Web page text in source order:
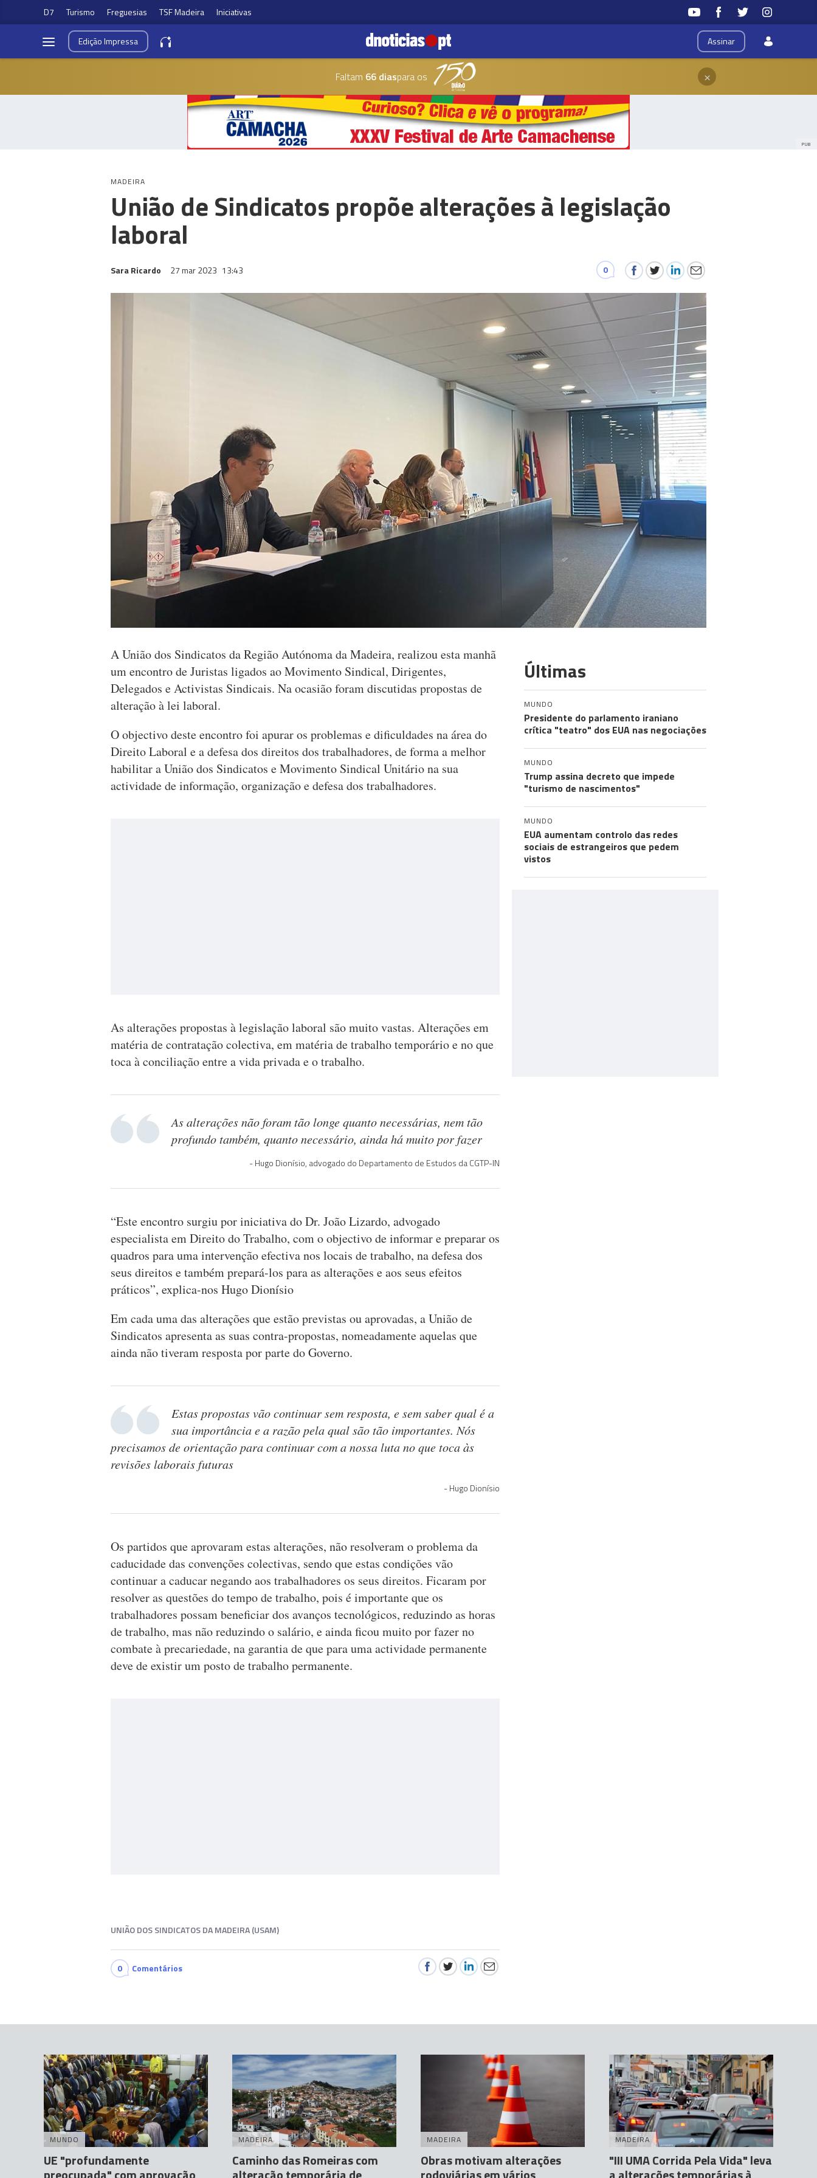
D7 Turismo Freguesias TSF Madeira Iniciativas
Assinar
EdiçãoImpressa
Faltam 66 diaspara os ×
PUB
MADEIRA
União de Sindicatos propõe alterações à legislação
laboral
Sara Ricardo 27 mar 2023 13:43 0
A União dos Sindicatos da Região Autónoma da Madeira, realizou esta manhã
um encontro de Juristas ligados ao Movimento Sindical, Dirigentes,
Delegados e Activistas Sindicais. Na ocasião foram discutidas propostas de
alteração à lei laboral.
O objectivo deste encontro foi apurar os problemas e dificuldades na área do
Direito Laboral e a defesa dos direitos dos trabalhadores, de forma a melhor
habilitar a União dos Sindicatos e Movimento Sindical Unitário na sua
actividade de informação, organização e defesa dos trabalhadores.
As alterações propostas à legislação laboral são muito vastas. Alterações em
matéria de contratação colectiva, em matéria de trabalho temporário e no que
toca à conciliação entre a vida privada e o trabalho.
As alterações não foram tão longe quanto necessárias, nem tão
profundo também, quanto necessário, ainda há muito por fazer
Hugo Dionísio, advogado do Departamento de Estudos da CGTP-IN
“Este encontro surgiu por iniciativa do Dr. João Lizardo, advogado
especialista em Direito do Trabalho, com o objectivo de informar e preparar os
quadros para uma intervenção efectiva nos locais de trabalho, na defesa dos
seus direitos e também prepará-los para as alterações e aos seus efeitos
práticos”, explica-nos Hugo Dionísio
Em cada uma das alterações que estão previstas ou aprovadas, a União de
Sindicatos apresenta as suas contra-propostas, nomeadamente aquelas que
ainda não tiveram resposta por parte do Governo.
Estas propostas vão continuar sem resposta, e sem saber qual é a
sua importância e a razão pela qual são tão importantes. Nós
precisamos de orientação para continuar com a nossa luta no que toca às
revisões laborais futuras
Hugo Dionísio
Os partidos que aprovaram estas alterações, não resolveram o problema da
caducidade das convenções colectivas, sendo que estas condições vão
continuar a caducar negando aos trabalhadores os seus direitos. Ficaram por
resolver as questões do tempo de trabalho, pois é importante que os
trabalhadores possam beneficiar dos avanços tecnológicos, reduzindo as horas
de trabalho, mas não reduzindo o salário, e ainda ficou muito por fazer no
combate à precariedade, na garantia de que para uma actividade permanente
deve de existir um posto de trabalho permanente.
UNIÃO DOS SINDICATOS DA MADEIRA (USAM)
0 Comentários
Últimas
MUNDO
Presidente do parlamento iraniano
crítica "teatro" dos EUA nas negociações
MUNDO
Trump assina decreto que impede
"turismo de nascimentos"
MUNDO
EUA aumentam controlo das redes
sociais de estrangeiros que pedem
vistos
MUNDO
UE "profundamente
MADEIRA
Caminho das Romeiras com
MADEIRA
Obras motivam alterações
MADEIRA
"III UMA Corrida Pela Vida" leva